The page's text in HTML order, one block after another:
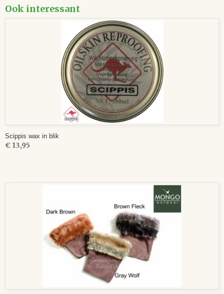
Ook interessant
Scippis wax in blik
€ 13,95